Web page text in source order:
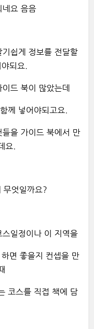
네요 음음
쉽게 정보를 전달할
되요.
드 북이 많았는데
께 넣어야되고요.
을 가이드 북에서 만
요.
엇일까요?
일정이나 이 지역을
면 좋을지 컨셉을 만
코스를 직접 책에 담